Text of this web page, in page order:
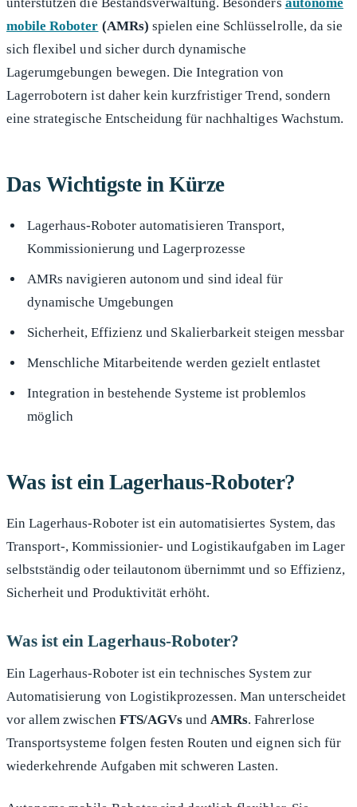
unterstützen die Bestandsverwaltung. Besonders autonome
mobile Roboter (AMRs) spielen eine Schlüsselrolle, da sie
sich flexibel und sicher durch dynamische
Lagerumgebungen bewegen. Die Integration von
Lagerrobotern ist daher kein kurzfristiger Trend, sondern
eine strategische Entscheidung für nachhaltiges Wachstum.
Das Wichtigste in Kürze
Lagerhaus-Roboter automatisieren Transport,
Kommissionierung und Lagerprozesse
AMRs navigieren autonom und sind ideal für
dynamische Umgebungen
Sicherheit, Effizienz und Skalierbarkeit steigen messbar
Menschliche Mitarbeitende werden gezielt entlastet
Integration in bestehende Systeme ist problemlos
möglich
Was ist ein Lagerhaus-Roboter?
Ein Lagerhaus-Roboter ist ein automatisiertes System, das
Transport-, Kommissionier- und Logistikaufgaben im Lager
selbstständig oder teilautonom übernimmt und so Effizienz,
Sicherheit und Produktivität erhöht.
Was ist ein Lagerhaus-Roboter?
Ein Lagerhaus-Roboter ist ein technisches System zur
Automatisierung von Logistikprozessen. Man unterscheidet
vor allem zwischen FTS/AGVsund AMRs. Fahrerlose
Transportsysteme folgen festen Routen und eignen sich für
wiederkehrende Aufgaben mit schweren Lasten.